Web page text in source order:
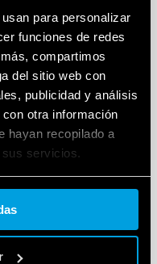
para personalizar
funciones de redes
compartimos
del sitio web con
publicidad y análisis
otra información
hayan recopilado a
servicios.